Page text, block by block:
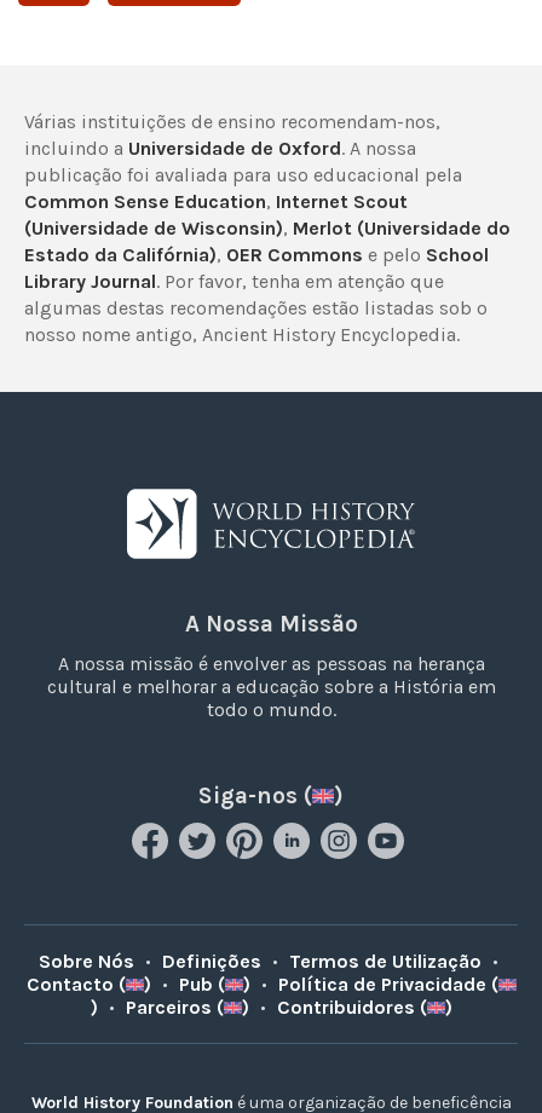
Várias instituições de ensino recomendam-nos,
incluindo a Universidade de Oxford. A nossa
publicação foi avaliada para uso educacional pela
Common Sense Education, Internet Scout
(Universidade de Wisconsin), Merlot (Universidade do
Estado da Califórnia), OER Commons e pelo School
Library Journal. Por favor, tenha em atenção que
algumas destas recomendações estão listadas sob o
nosso nome antigo, Ancient History Encyclopedia.
A Nossa Missão
A nossa missão é envolver as pessoas na herança
cultural e melhorar a educação sobre a História em
todo o mundo.
Siga-nos ( )
Sobre Nós • Definições • Termos de Utilização •
Contacto (
) • Pub ( ) • Política de Privacidade (
) • Parceiros ( ) • Contribuidores ( )
World History Foundation é uma organização de beneficência